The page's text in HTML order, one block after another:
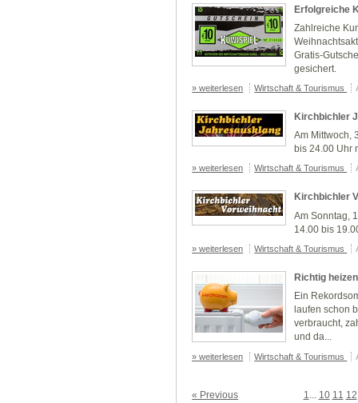
Erfolgreiche
Zahlreiche
Gratis-
gesichert.
» weiterlesen Wirtschaft & Tourismus
Kirchbichler
Am Mittwoch,
bis 24.00 Uhr
» weiterlesen Wirtschaft & Tourismus
Kirchbichler
Am Sonntag,
14.00 bis
» weiterlesen Wirtschaft & Tourismus
Richtig
Ein
laufen schon
verbraucht,
und da...
» weiterlesen Wirtschaft & Tourismus
« Previous 1... 10 11 12